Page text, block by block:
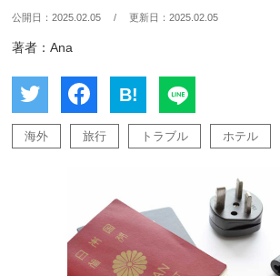
公開日：2025.02.05 / 更新日：2025.02.05
著者：Ana
B!
海外 旅行 トラブル ホテル